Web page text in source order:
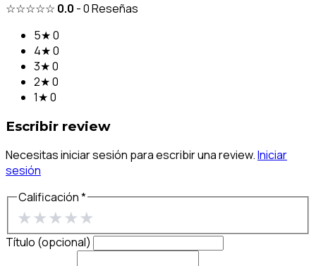
☆☆☆☆☆ 0.0 -0Reseñas
5★0
4★0
3★0
2★0
1★0
Escribir review
Necesitas iniciar sesión para escribir una review.Iniciar
sesión
Calificación *
★★★★★
Título (opcional)